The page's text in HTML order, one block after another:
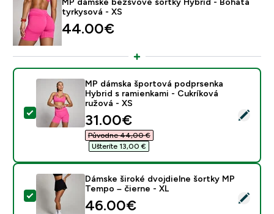
tyrkysová - XS
44.00€‎
Vybrať tento produkt - MP dámska športová
MP dámska športová podprsenka
Hybrid s ramienkami - Cukríková
ružová - XS
discounted price
31.00€‎
Původne 44,00 €‎
Ušteríte 13,00 €‎
Vybrať tento produkt - Dámske široké dvojdielne
Dámske široké dvojdielne šortky MP
Tempo – čierne - XL
46.00€‎